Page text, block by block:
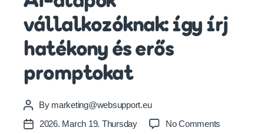
vállalkozóknak: így írj
hatékony és erős
promptokat
Post
author
By marketing@websupport.eu
Post2026. March 19. Thursday No Comments